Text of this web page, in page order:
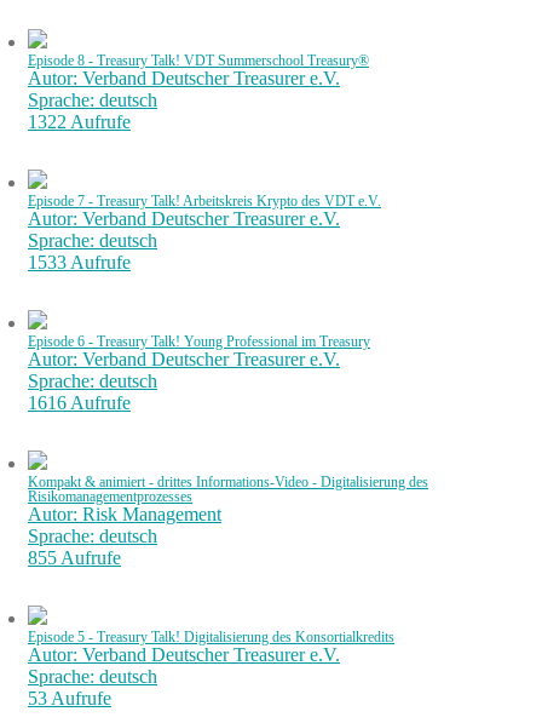
Episode 8 - Treasury Talk! VDT Summerschool Treasury®
Autor: Verband Deutscher Treasurer e.V.
Sprache: deutsch
1322 Aufrufe
Episode 7 - Treasury Talk! Arbeitskreis Krypto des VDT e.V.
Autor: Verband Deutscher Treasurer e.V.
Sprache: deutsch
1533 Aufrufe
Episode 6 - Treasury Talk! Young Professional im Treasury
Autor: Verband Deutscher Treasurer e.V.
Sprache: deutsch
1616 Aufrufe
Kompakt & animiert - drittes Informations-Video - Digitalisierung des
Risikomanagementprozesses
Autor: Risk Management
Sprache: deutsch
855 Aufrufe
Episode 5 - Treasury Talk! Digitalisierung des Konsortialkredits
Autor: Verband Deutscher Treasurer e.V.
Sprache: deutsch
53 Aufrufe